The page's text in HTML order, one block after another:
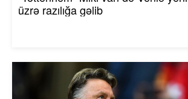
üzrə razılığa gəlib